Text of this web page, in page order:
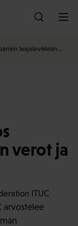
laajalevikkisin…
verot ja
arvostelee